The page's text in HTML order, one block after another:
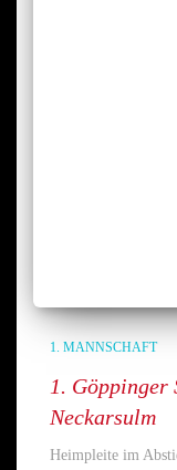
1. MANNSCHAFT
1. Göppinger
Neckarsulm
Heimpleite im